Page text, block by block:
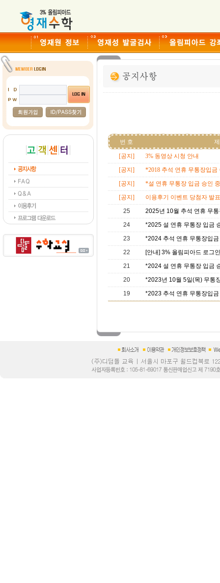
번 호
[공지]
3% 동영상 시청 안내
[공지]
*2018 추석 연휴 무통장입금
[공지]
*설 연휴 무통장 입금 승인
[공지]
이용후기 이벤트 당첨자 발표
25
2025년 10월 추석 연휴 무통
24
*2025 설 연휴 무통장 입금
23
*2024 추석 연휴 무통장입금
22
[안내] 3% 올림피아드 로그
21
*2024 설 연휴 무통장 입금
20
*2023년 10월 5일(목) 무통
19
*2023 추석 연휴 무통장입금